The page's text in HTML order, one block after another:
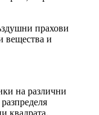
прахови
вещества и
на различни
квадрата.